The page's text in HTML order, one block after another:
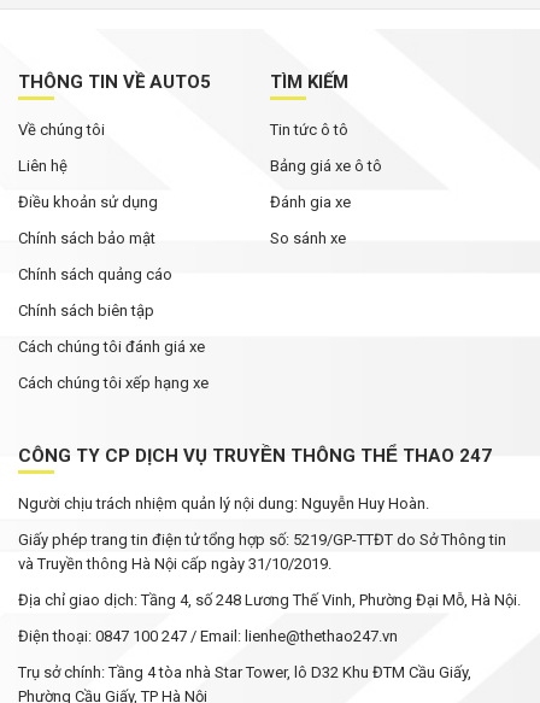
THÔNG TIN VỀ AUTO5
Về chúng tôi
Liên hệ
Điều khoản sử dụng
Chính sách bảo mật
Chính sách quảng cáo
Chính sách biên tập
Cách chúng tôi đánh giá xe
Cách chúng tôi xếp hạng xe
TÌM KIẾM
Tin tức ô tô
Bảng giá xe ô tô
Đánh gia xe
So sánh xe
CÔNG TY CP DỊCH VỤ TRUYỀN THÔNG THỂ THAO 247
Người chịu trách nhiệm quản lý nội dung: Nguyễn Huy Hoàn.
Giấy phép trang tin điện tử tổng hợp số: 5219/GP-TTĐT do Sở Thông tin
và Truyền thông Hà Nội cấp ngày 31/10/2019.
Địa chỉ giao dịch: Tầng 4, số 248 Lương Thế Vinh, Phường Đại Mỗ, Hà Nội.
Điện thoại: 0847 100 247 / Email: lienhe@thethao247.vn
Trụ sở chính: Tầng 4 tòa nhà Star Tower, lô D32 Khu ĐTM Cầu Giấy,
Phường Cầu Giấy, TP Hà Nội